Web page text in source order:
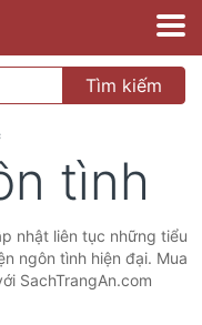
Tìm kiếm
tình
nhật liên tục những tiểu
ngôn tình hiện đại. Mua
SachTrangAn.com